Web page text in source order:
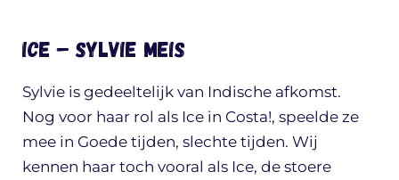
Ice – Sylvie Meis
Sylvie is gedeeltelijk van Indische afkomst.
Nog voor haar rol als Ice in Costa!, speelde ze
mee in Goede tijden, slechte tijden. Wij
kennen haar toch vooral als Ice, de stoere